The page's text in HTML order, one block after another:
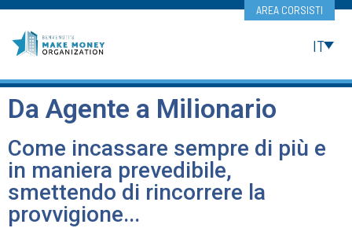
AREA CORSISTI
IT
Da Agente a Milionario
Come incassare sempre di più e
in maniera prevedibile,
smettendo di rincorrere la
provvigione...